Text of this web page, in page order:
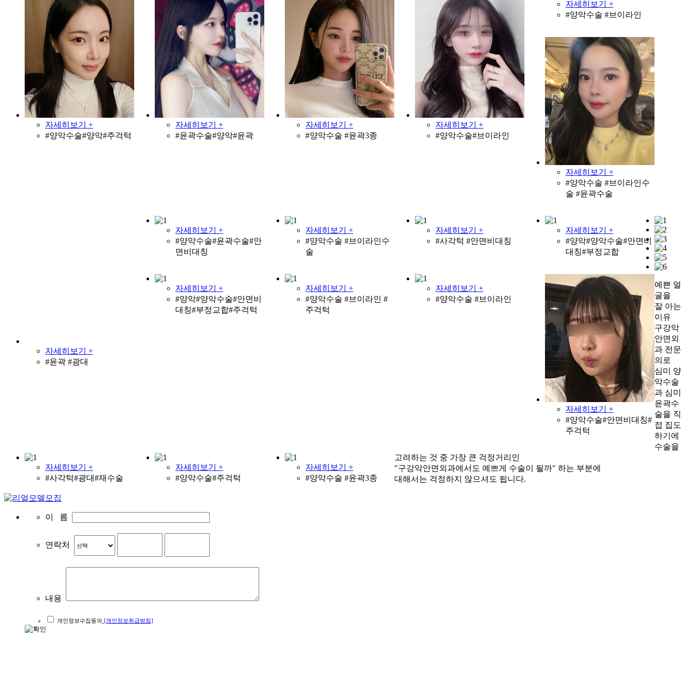
자세히보기 +
#양악수술#양악#주걱턱
자세히보기 +
#윤곽수술#양악#윤곽
자세히보기 +
#양악수술 #윤곽3종
자세히보기 +
#양악수술#브이라인
자세히보기 +
#양악수술 #브이라인
자세히보기 +
#양악수술 #브이라인수
술 #윤곽수술
자세히보기 +
#윤곽 #광대
자세히보기 +
#양악수술#윤곽수술#안
면비대칭
자세히보기 +
#양악수술 #브이라인수
술
자세히보기 +
#사각턱 #안면비대칭
자세히보기 +
#양악#양악수술#안면비
대칭#부정교합
자세히보기 +
#양악#양악수술#안면비
대칭#부정교합#주걱턱
자세히보기 +
#양악수술 #브이라인 #
주걱턱
자세히보기 +
#양악수술 #브이라인
자세히보기 +
#양악수술#안면비대칭#
주걱턱
자세히보기 +
#사각턱#광대#재수술
자세히보기 +
#양악수술#주걱턱
자세히보기 +
#양악수술 #윤곽3종
예쁜 얼
굴을
잘 아는
이유
구강악
안면외
과 전문
의로
심미 양
악수술
과 심미
윤곽수
술을 직
접 집도
하기에
수술을
고려하는 것 중 가장 큰 걱정거리인
"구강악안면외과에서도 예쁘게 수술이 될까" 하는 부분에
대해서는 걱정하지 않으셔도 됩니다.
이 름
연락처
내용
개인정보수집동의 [개인정보취급방침]